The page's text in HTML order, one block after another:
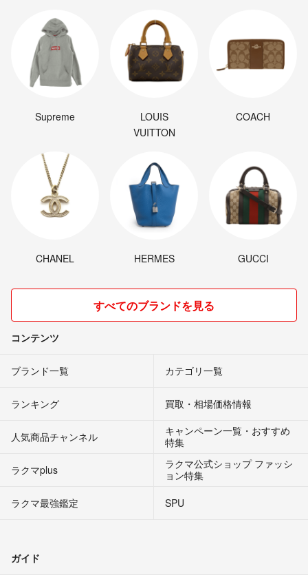
Supreme
LOUIS
VUITTON
COACH
CHANEL HERMES GUCCI
すべてのブランドを見る
コンテンツ
ブランド一覧 カテゴリ一覧
ランキング 買取・相場価格情報
人気商品チャンネル
キャンペーン一覧・おすすめ
特集
ラクマplus
ラクマ公式ショップ ファッシ
ョン特集
ラクマ最強鑑定
SPU
ガイド